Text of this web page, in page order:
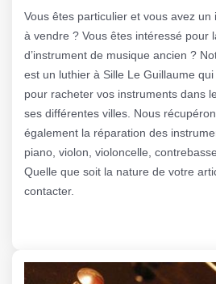
Vous êtes particulier et vous avez
à vendre ? Vous êtes intéressé pour
d’instrument de musique ancien ?
est un luthier à Sille Le Guillaume
pour racheter vos instruments dans
ses différentes villes. Nous
également la réparation des
piano, violon, violoncelle,
Quelle que soit la nature de votre
contacter.